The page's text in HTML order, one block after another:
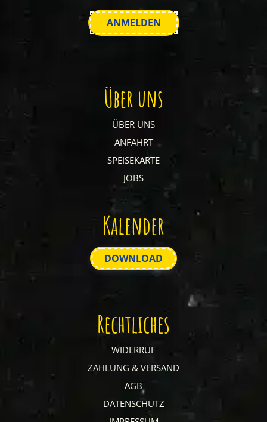
Über uns
ÜBER UNS
ANFAHRT
SPEISEKARTE
JOBS
Kalender
DOWNLOAD
Rechtliches
WIDERRUF
ZAHLUNG & VERSAND
AGB
DATENSCHUTZ